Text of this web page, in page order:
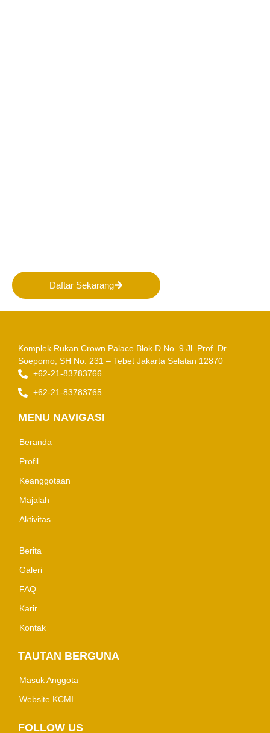
Daftar Sekarang
Komplek Rukan Crown Palace Blok D No. 9 Jl. Prof. Dr.
Soepomo, SH No. 231 – Tebet Jakarta Selatan 12870
+62-21-83783766
+62-21-83783765
MENU NAVIGASI
Beranda
Profil
Keanggotaan
Majalah
Aktivitas
Berita
Galeri
FAQ
Karir
Kontak
TAUTAN BERGUNA
Masuk Anggota
Website KCMI
FOLLOW US